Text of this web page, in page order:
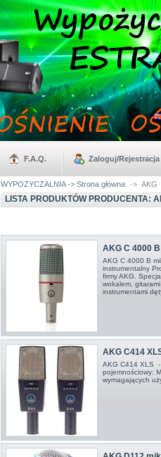
F.A.Q. Zaloguj/Rejestracja
WYPOŻYCZALNIA -> Strona główna -> AKG
LISTA PRODUKTÓW PRODUCENTA:
AKG C 4000
AKG C 4000 B
instrumentalny
firmy AKG.
wokalem,
instrumentami
AKG C414
AKG C414 XLS -
pojemnościowy:
wymagających